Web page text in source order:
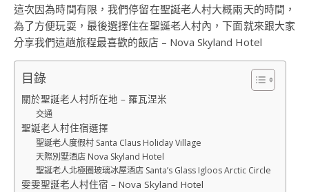
這次因為時間有限，我們停留在聖誕老人村大概兩天的時間，
為了方便玩耍，最後選擇住在聖誕老人村內，下面就來跟大家
分享我們這趟旅程最喜歡的飯店 – Nova Skyland Hotel
目錄
關於聖誕老人村所在地 – 羅瓦涅米
交通
聖誕老人村住宿選擇
聖誕老人度假村 Santa Claus Holiday Village
天際別墅酒店 Nova Skyland Hotel
聖誕老人北極圈玻璃冰屋酒店 Santa’s Glass Igloos Arctic Circle
雯雯聖誕老人村住宿 – Nova Skyland Hotel